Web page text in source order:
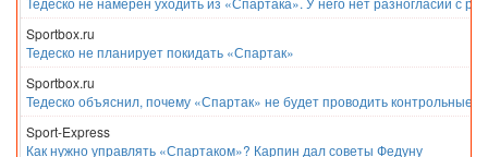
Sportbox.ru
Тедеско не планирует покидать «Спартак»
Sportbox.ru
Тедеско объяснил, почему «Спартак» не будет проводить контрольные
Sport-Express
Как нужно управлять «Спартаком»? Карпин дал советы Федуну